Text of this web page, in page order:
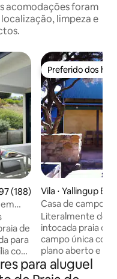
acomodações foram
limpeza e
de uma avaliação média de
(188)
de
para
com
no
Preferido dos
Preferido dos
Vila ⋅ Yallingup
Casa de campo
Malalooka
Literalmente do
intocada praia de
campo única
plano aberto e
tem um charme
transforma em
para aluguel